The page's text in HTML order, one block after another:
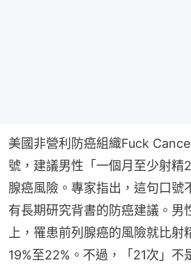
美國非營利防癌組織Fuck
號，建議男性「一個月至少射精
腺癌風險。專家指出，這句口號
有長期研究背書的防癌建議。男
上，罹患前列腺癌的風險就比射
19%至22%。不過，「21次」不